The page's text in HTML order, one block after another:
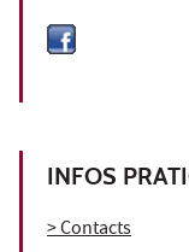
INFOS
> Contacts